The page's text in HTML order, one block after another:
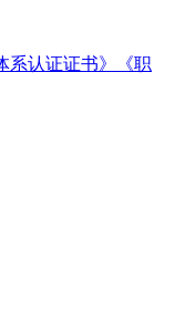
系认证证书》《职